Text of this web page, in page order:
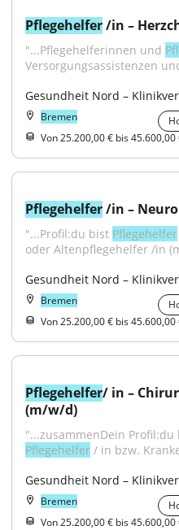
Pflegehelfer /in –
"...Pflegehelferinnen und
Versorgungsassistenzen
Gesundheit Nord –
Bremen
Von 25.200,00 € bis 45.600,00
Pflegehelfer /in –
"...Profil:du bist Pflegehelfer
oder Altenpflegehelfer /in
Gesundheit Nord –
Bremen
Von 25.200,00 € bis 45.600,00
Pflegehelfer/ in –
(m/w/d)
Pflegehelfer / in bzw.
Gesundheit Nord –
Bremen
Von 25.200,00 € bis 45.600,00